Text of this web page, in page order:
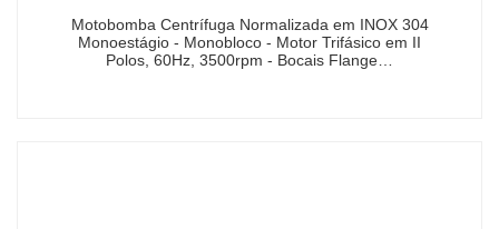
Motobomba Centrífuga Normalizada em INOX 304
Monoestágio - Monobloco - Motor Trifásico em II
Polos, 60Hz, 3500rpm - Bocais Flange…